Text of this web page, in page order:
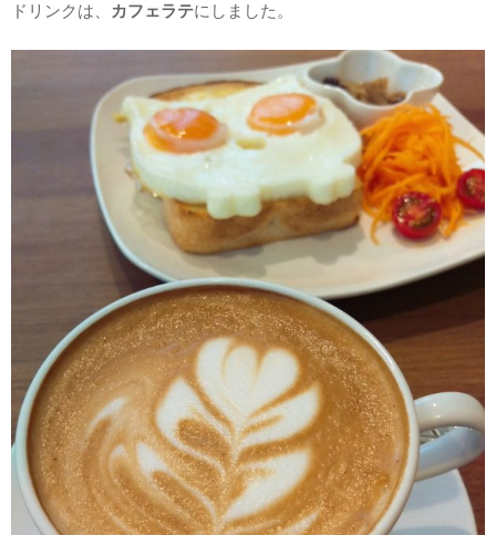
ドリンクは、 カフェラテにしました。